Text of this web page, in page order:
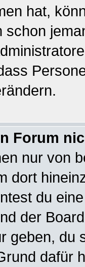
hat,
schon
Forum
nur von
dort
du
der
geben, du
dafür